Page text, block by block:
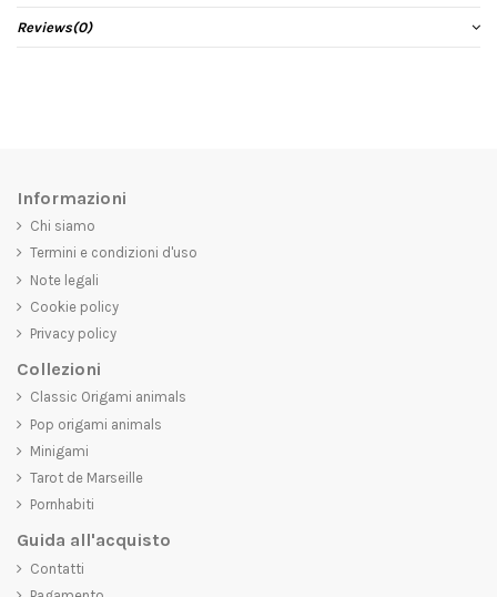
Reviews(0)
Informazioni
Chi siamo
Termini e condizioni d'uso
Note legali
Cookie policy
Privacy policy
Collezioni
Classic Origami animals
Pop origami animals
Minigami
Tarot de Marseille
Pornhabiti
Guida all'acquisto
Contatti